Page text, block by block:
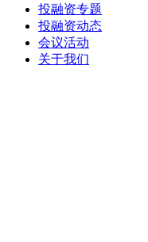
投融资专题
投融资动态
会议活动
关于我们